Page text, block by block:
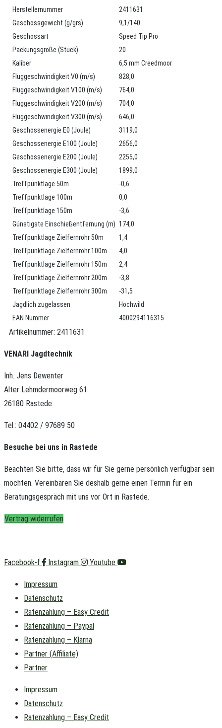
Herstellernummer
2411631
Geschossgewicht (g/grs)
9,1/140
Geschossart
Speed Tip Pro
Packungsgröße (Stück)
20
Kaliber
6,5 mm Creedmoor
Fluggeschwindigkeit V0 (m/s)
828,0
Fluggeschwindigkeit V100 (m/s)
764,0
Fluggeschwindigkeit V200 (m/s)
704,0
Fluggeschwindigkeit V300 (m/s)
646,0
Geschossenergie E0 (Joule)
3119,0
Geschossenergie E100 (Joule)
2656,0
Geschossenergie E200 (Joule)
2255,0
Geschossenergie E300 (Joule)
1899,0
Treffpunktlage 50m
-0,6
Treffpunktlage 100m
0,0
Treffpunktlage 150m
-3,6
Günstigste Einschießentfernung (m) 174,0
Treffpunktlage Zielfernrohr 50m
1,4
Treffpunktlage Zielfernrohr 100m
4,0
Treffpunktlage Zielfernrohr 150m
2,4
Treffpunktlage Zielfernrohr 200m
-3,8
Treffpunktlage Zielfernrohr 300m
-31,5
Jagdlich zugelassen
Hochwild
EAN Nummer
4000294116315
Artikelnummer: 2411631
VENARI Jagdtechnik
Inh. Jens Dewenter
Alter Lehmdermoorweg 61
26180 Rastede
Tel.: 04402 / 97689 50
Besuche bei uns in Rastede
Beachten Sie bitte, dass wir für Sie gerne persönlich verfügbar sein
möchten. Vereinbaren Sie deshalb gerne einen Termin für ein
Beratungsgespräch mit uns vor Ort in Rastede.
Vertrag widerrufen
Facebook-f Instagram Youtube
Impressum
Datenschutz
Ratenzahlung – Easy Credit
Ratenzahlung – Paypal
Ratenzahlung – Klarna
Partner (Affiliate)
Partner
Impressum
Datenschutz
Ratenzahlung – Easy Credit